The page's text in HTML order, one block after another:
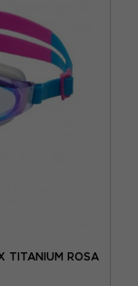
TITANIUM ROSA